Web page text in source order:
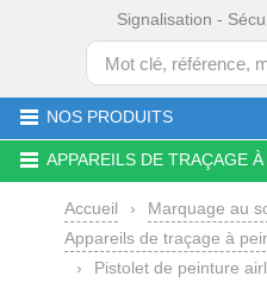
Signalisation -
NOS PRODUITS
APPAREILS DE TRAÇAGE
Accueil › Marquage au
Appareils de traçage à
›
Pistolet de peinture